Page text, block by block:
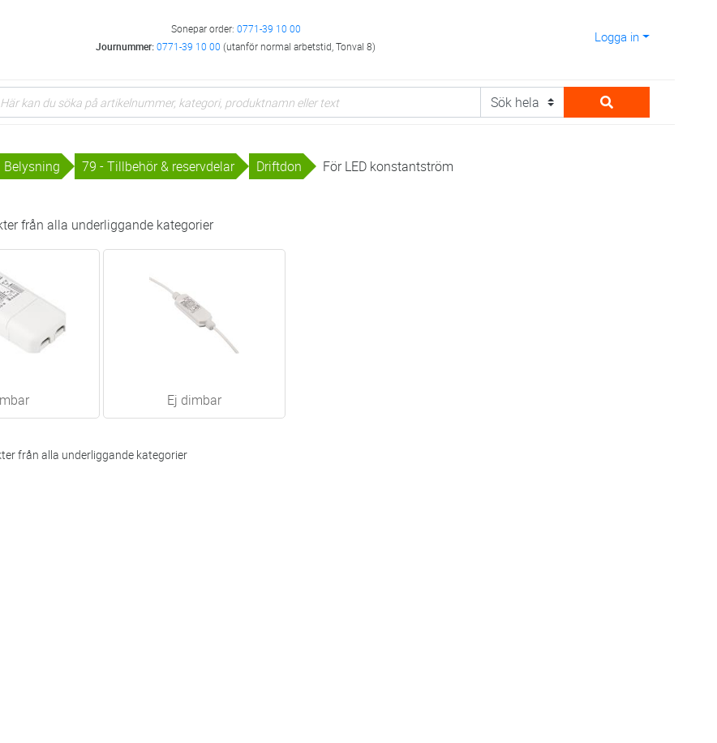
Sonepar order: 0771-39 10 00
Journummer:0771-39 10 00 (utanför normal arbetstid, Tonval 8)
Logga in
Belysning 79 - Tillbehör & reservdelar Driftdon För LED konstantström
från alla underliggande kategorier
Ej dimbar
från alla underliggande kategorier